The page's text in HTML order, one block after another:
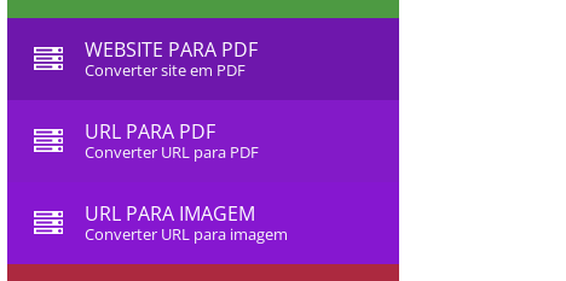
WEBSITE PARA PDF
Converter site em PDF
URL PARA PDF
Converter URL para PDF
URL PARA IMAGEM
Converter URL para imagem